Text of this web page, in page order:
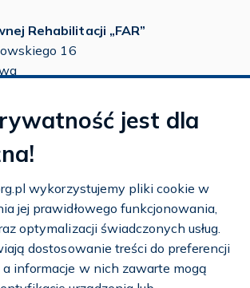
Rehabilitacji „FAR”
16
Dostosuj cookies
jest dla
wykorzystujemy pliki cookie w
jej prawidłowego funkcjonowania,
optymalizacji świadczonych usług.
dostosowanie treści do preferencji
informacje w nich zawarte mogą